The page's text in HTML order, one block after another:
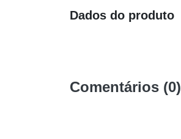
Dados do produto
Comentários (0)